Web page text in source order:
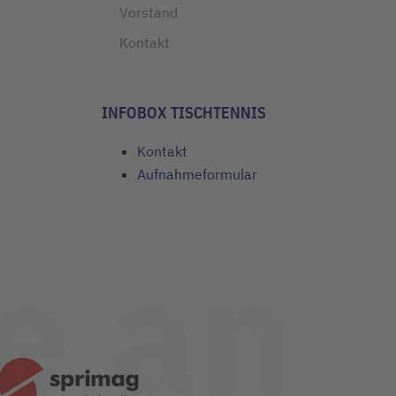
Vorstand
Kontakt
INFOBOX TISCHTENNIS
Kontakt
Aufnahmeformular